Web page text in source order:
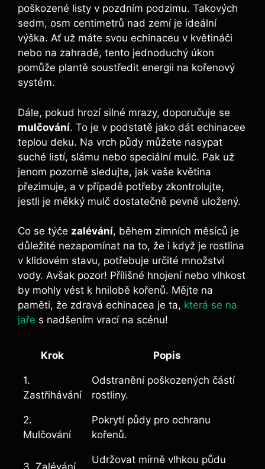
poškozené ⁤listy v pozdním podzimu. Takových
sedm, osm centimetrů ⁣nad zemí⁤ je ideální
výška. Ať už‍ máte svou ‍echinaceu v⁣ květináči
nebo ​na zahradě,‌ tento jednoduchý úkon⁣
pomůže plantě soustředit energii na kořenový‌
systém.
Dále,‍ pokud‌ hrozí silné mrazy, doporučuje ⁤se
mulčování. To je v podstatě jako dát⁣ echinacee
teplou deku. Na vrch půdy můžete nasypat⁤
suché ​listí, slámu ⁣nebo speciální mulč. ​Pak⁣ už
jenom pozorně sledujte, jak vaše květina
‌přezimuje, a v případě⁤ potřeby ⁤zkontrolujte,
jestli⁣ je měkký mulč​ dostatečně pevně ‍uložený.
Co se ‌týče zalévání, během zimních ⁣měsíců je
důležité nezapomínat na to, ⁢že i když je rostlina
v klidovém stavu, potřebuje určité množství
vody. Avšak pozor! ​Přílišné hnojení nebo vlhkost
by mohly vést k hnilobě kořenů.⁤ Mějte⁤ na
paměti, že zdravá echinacea je ta, která se na
jaře s⁤ nadšením ⁢vrací na‌ scénu!
Krok Popis
1.
Zastřihávání
Odstranění‌ poškozených‍ částí
rostliny.
2.⁢
Mulčování
Pokrytí půdy pro ​ochranu
kořenů.
3. Zalévání
Udržovat mírně vlhkou⁢ půdu